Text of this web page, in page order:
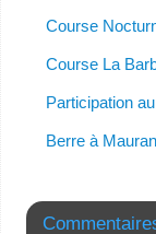
Course
Course La
Participation
Berre à